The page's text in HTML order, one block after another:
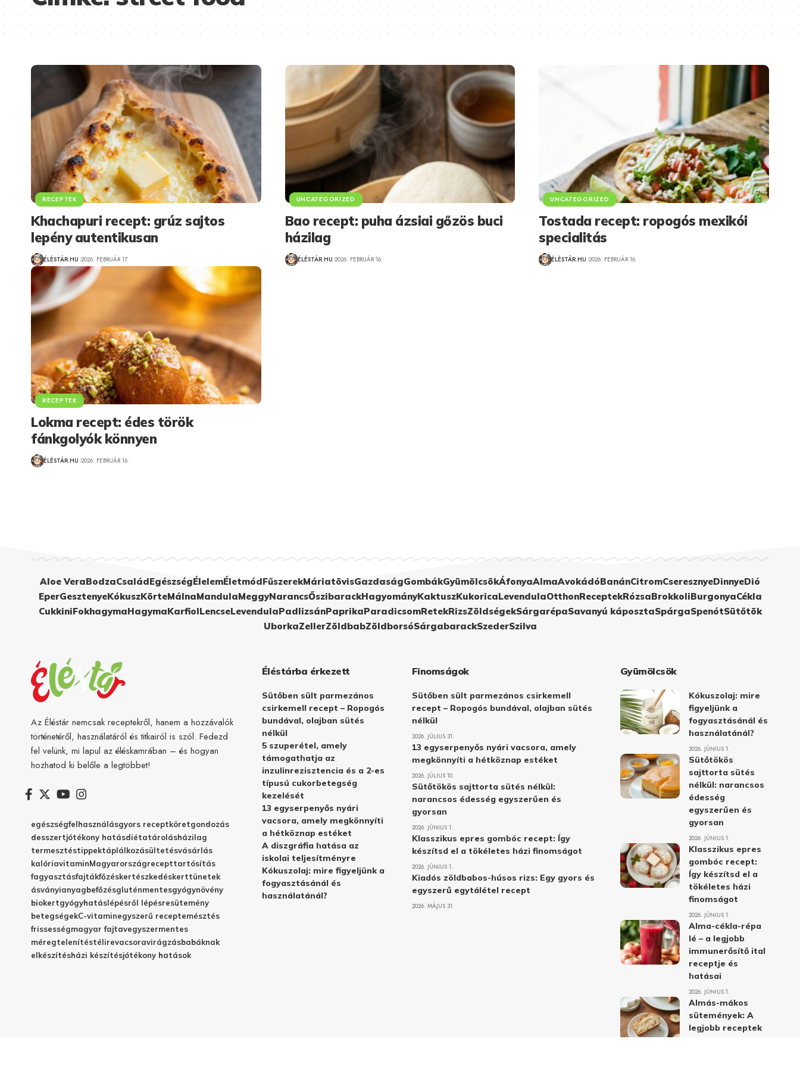
RECEPTEK
Khachapuri recept: grúz sajtos
lepény autentikusan
ÉLÉSTÁR.HU 2026. FEBRUÁR 17.
UNCATEGORIZED
Bao recept: puha ázsiai gőzös buci
házilag
ÉLÉSTÁR.HU 2026. FEBRUÁR 16.
UNCATEGORIZED
Tostada recept: ropogós mexikói
specialitás
ÉLÉSTÁR.HU 2026. FEBRUÁR 16.
RECEPTEK
Lokma recept: édes török
fánkgolyók könnyen
ÉLÉSTÁR.HU 2026. FEBRUÁR 16.
Aloe VeraBodzaCsaládEgészségÉlelemÉletmódFűszerekMáriatövisGazdaságGombákGyümölcsökÁfonyaAlmaAvokádóBanánCitromCseresznyeDinnyeDió
EperGesztenyeKókuszKörteMálnaMandulaMeggyNarancsŐszibarackHagyományKaktuszKukoricaLevendulaOtthonReceptekRózsaBrokkoliBurgonyaCékla
CukkiniFokhagymaHagymaKarfiolLencseLevendulaPadlizsánPaprikaParadicsomRetekRizsZöldségekSárgarépaSavanyú káposztaSpárgaSpenótSütőtök
UborkaZellerZöldbabZöldborsóSárgabarackSzederSzilva
Az Éléstár nemcsak receptekről, hanem a hozzávalók
történetéről, használatáról és titkairól is szól. Fedezd
fel velünk, mi lapul az éléskamrában – és hogyan
hozhatod ki belőle a legtöbbet!
egészségfelhasználásgyors receptköretgondozás
desszertjótékony hatásdiétatárolásházilag
termesztéstippektáplálkozásültetésvásárlás
kalóriavitaminMagyarországrecepttartósítás
fagyasztásfajtákfőzéskertészkedéskerttünetek
ásványianyagbefőzésgluténmentesgyógynövény
biokertgyógyhatáslépésről lépésresütemény
betegségekC-vitaminegyszerű receptemésztés
frissességmagyar fajtavegyszermentes
méregtelenítéstélirevacsoravirágzásbabáknak
elkészítésházi készítésjótékony hatások
Éléstárba érkezett
Sütőben sült parmezános
csirkemell recept – Ropogós
bundával, olajban sütés
nélkül
5 szuperétel, amely
támogathatja az
inzulinrezisztencia és a 2-es
típusú cukorbetegség
kezelését
13 egyserpenyős nyári
vacsora, amely megkönnyíti
a hétköznap estéket
A diszgráfia hatása az
iskolai teljesítményre
Kókuszolaj: mire figyeljünk a
fogyasztásánál és
használatánál?
Finomságok
Sütőben sült parmezános csirkemell
recept – Ropogós bundával, olajban sütés
nélkül
2026. JÚLIUS 31.
13 egyserpenyős nyári vacsora, amely
megkönnyíti a hétköznap estéket
2026. JÚLIUS 10.
Sütőtökös sajttorta sütés nélkül:
narancsos édesség egyszerűen és
gyorsan
2026. JÚNIUS 1.
Klasszikus epres gombóc recept: Így
készítsd el a tökéletes házi finomságot
2026. JÚNIUS 1.
Kiadós zöldbabos-húsos rizs: Egy gyors és
egyszerű egytálétel recept
2026. MÁJUS 31.
Gyümölcsök
Kókuszolaj: mire
figyeljünk a
fogyasztásánál és
használatánál?
2026. JÚNIUS 1.
Sütőtökös
sajttorta sütés
nélkül: narancsos
édesség
egyszerűen és
gyorsan
2026. JÚNIUS 1.
Klasszikus epres
gombóc recept:
Így készítsd el a
tökéletes házi
finomságot
2026. JÚNIUS 1.
Alma-cékla-répa
lé – a legjobb
immunerősítő ital
receptje és
hatásai
2026. JÚNIUS 1.
Almás-mákos
sütemények: A
legjobb receptek